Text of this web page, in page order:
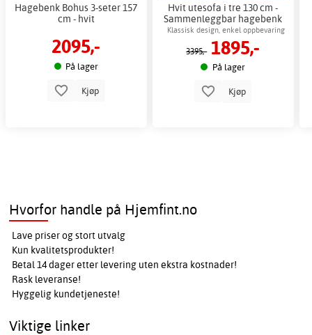
Hagebenk Bohus 3-seter 157
cm - hvit
2095,-
På lager
Kjøp
Hvit utesofa i tre 130 cm -
Sammenleggbar hagebenk
utendørs + Flekkfjerner for
møbler
Klassisk design, enkel oppbevaring
etter sesongen
3395,- 1895,-
På lager
Kjøp
Hvorfor handle på Hjemfint.no
Lave priser og stort utvalg
Kun kvalitetsprodukter!
Betal 14 dager etter levering uten ekstra kostnader!
Rask leveranse!
Hyggelig kundetjeneste!
Viktige linker